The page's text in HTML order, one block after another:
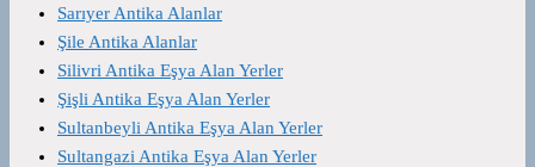
Sarıyer Antika Alanlar
Şile Antika Alanlar
Silivri Antika Eşya Alan Yerler
Şişli Antika Eşya Alan Yerler
Sultanbeyli Antika Eşya Alan Yerler
Sultangazi Antika Eşya Alan Yerler